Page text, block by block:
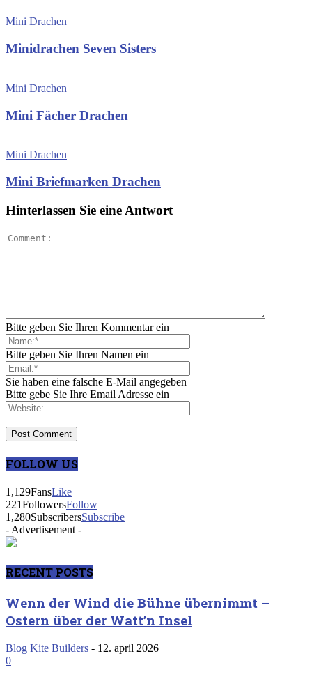
Mini Drachen
Minidrachen Seven Sisters
Mini Drachen
Mini Fächer Drachen
Mini Drachen
Mini Briefmarken Drachen
Hinterlassen Sie eine Antwort
Bitte geben Sie Ihren Kommentar ein
Bitte geben Sie Ihren Namen ein
Sie haben eine falsche E-Mail angegeben
Bitte gebe Sie Ihre Email Adresse ein
FOLLOW US
1,129FansLike
221FollowersFollow
1,280SubscribersSubscribe
- Advertisement -
RECENT POSTS
Wenn der Wind die Bühne übernimmt –
Ostern über der Watt’n Insel
Blog Kite Builders - 12. april 2026
0